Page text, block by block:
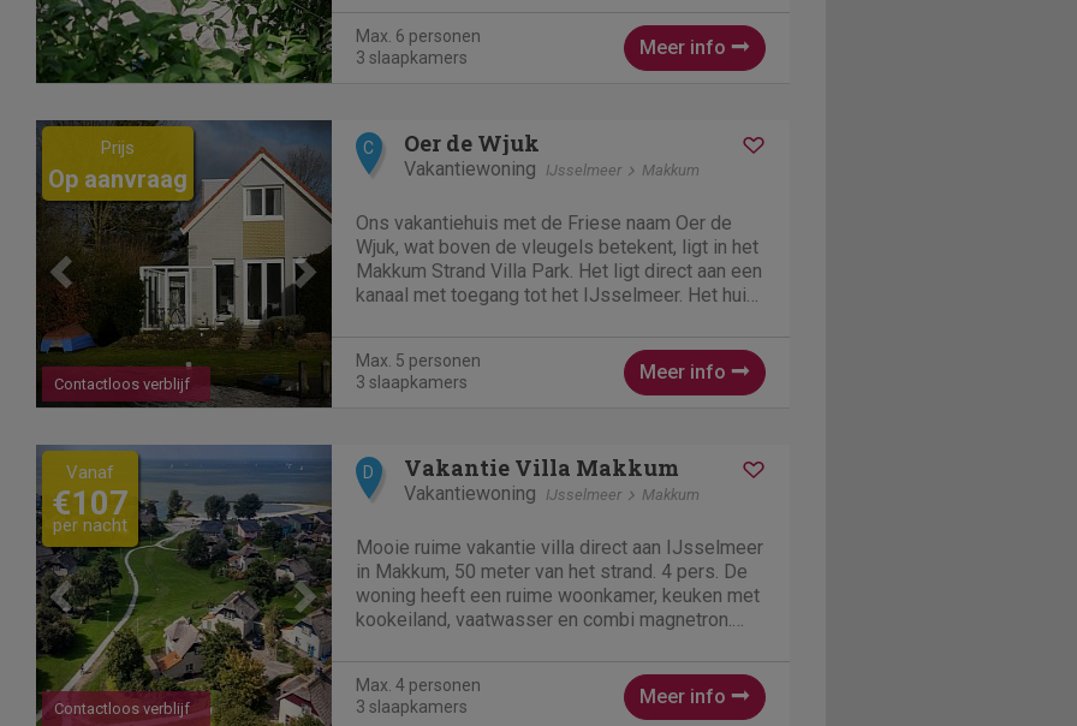
- 1 boxspring 160x200...
Max. 6 personen
3 slaapkamers
Meer info
Previous Next
Contactloos verblijf
Prijs
Op aanvraag
C Oer de Wjuk
Vakantiewoning IJsselmeer Makkum
Ons vakantiehuis met de Friese naam Oer de
Wjuk, wat boven de vleugels betekent, ligt in het
Makkum Strand Villa Park. Het ligt direct aan een
kanaal met toegang tot het IJsselmeer. Het huis
bovenverdieping. Op de...
Max. 5 personen
3 slaapkamers
Meer info
Previous Next
Contactloos verblijf
Vanaf
€107
per nacht
D Vakantie Villa Makkum
Vakantiewoning IJsselmeer Makkum
Mooie ruime vakantie villa direct aan IJsselmeer
in Makkum, 50 meter van het strand. 4 pers. De
woning heeft een ruime woonkamer, keuken met
kookeiland, vaatwasser en combi magnetron.
slaapkamers en een...
Max. 4 personen
3 slaapkamers
Meer info